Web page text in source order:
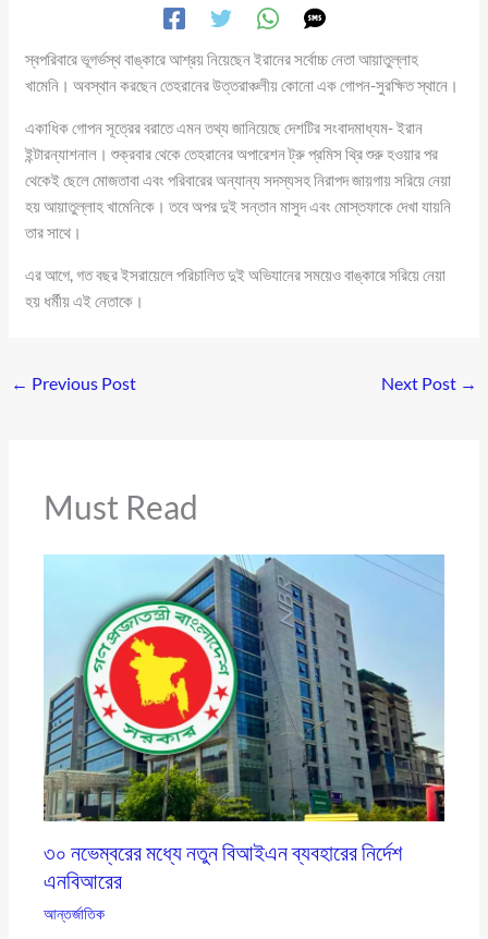
স্বপরিবারে ভূগর্ভস্থ বাঙ্কারে আশ্রয় নিয়েছেন ইরানের সর্বোচ্চ নেতা আয়াতুল্লাহ
খামেনি। অবস্থান করছেন তেহরানের উত্তরাঞ্চলীয় কোনো এক গোপন-সুরক্ষিত স্থানে।
একাধিক গোপন সূত্রের বরাতে এমন তথ্য জানিয়েছে দেশটির সংবাদমাধ্যম- ইরান
ইন্টারন্যাশনাল। শুক্রবার থেকে তেহরানের অপারেশন ট্রু প্রমিস থ্রি শুরু হওয়ার পর
থেকেই ছেলে মোজতাবা এবং পরিবারের অন্যান্য সদস্যসহ নিরাপদ জায়গায় সরিয়ে নেয়া
হয় আয়াতুল্লাহ খামেনিকে। তবে অপর দুই সন্তান মাসুদ এবং মোস্তফাকে দেখা যায়নি
তার সাথে।
এর আগে, গত বছর ইসরায়েলে পরিচালিত দুই অভিযানের সময়েও বাঙ্কারে সরিয়ে নেয়া
হয় ধর্মীয় এই নেতাকে।
← Previous Post Next Post →
Must Read
৩০ নভেম্বরের মধ্যে নতুন বিআইএন ব্যবহারের নির্দেশ
এনবিআরের
আন্তর্জাতিক